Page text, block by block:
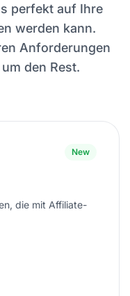
perfekt auf Ihre
werden kann.
Anforderungen
den Rest.
New
die mit Affiliate-